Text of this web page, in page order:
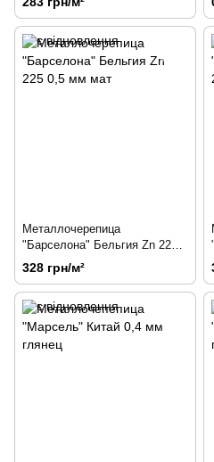
Металлочерепица
"Барселона" Бельгия Zn 225
0,5 мм мат
328 грн/м²